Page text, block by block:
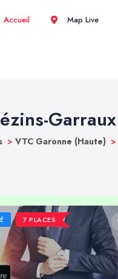
Accueil Map Live
Garraux
> VTC Garonne (Haute) >
7 PLACES